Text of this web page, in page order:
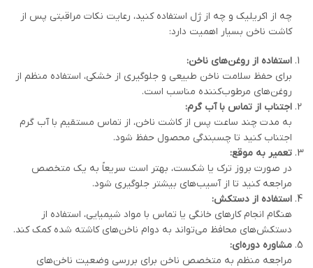
چه از اکریلیک و چه از ژل استفاده کنید، رعایت نکات مراقبتی پس از
کاشت ناخن بسیار اهمیت دارد:
استفاده از روغن‌های ناخن:
برای حفظ سلامت ناخن طبیعی و جلوگیری از خشکی، استفاده منظم از
روغن‌های مرطوب‌کننده مناسب است.
اجتناب از تماس با آب گرم:
به مدت چند ساعت پس از کاشت ناخن، از تماس مستقیم با آب گرم
اجتناب کنید تا چسبندگی محصول حفظ شود.
تعمیر به موقع:
در صورت بروز ترک یا شکست، بهتر است سریعاً به یک متخصص
مراجعه کنید تا از آسیب‌های بیشتر جلوگیری شود.
استفاده از دستکش:
هنگام انجام کارهای خانگی یا تماس با مواد شیمیایی، استفاده از
دستکش‌های محافظ می‌تواند به دوام ناخن‌های کاشته شده کمک کند.
مشاوره دوره‌ای:
مراجعه منظم به متخصص ناخن برای بررسی وضعیت ناخن‌های